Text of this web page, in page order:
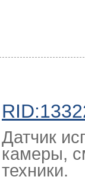
Датчик
камеры,
техники.